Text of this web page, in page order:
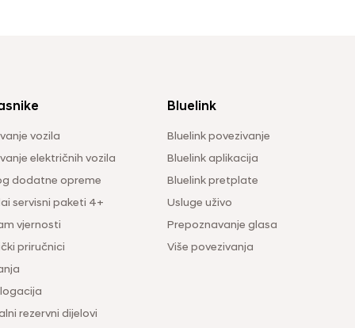
vozila
električnih vozila
dodatne opreme
servisni paketi 4+
vjernosti
priručnici
rezervni dijelovi
Bluelink
Bluelink povezivanje
Bluelink aplikacija
Bluelink pretplate
Usluge uživo
Prepoznavanje glasa
Više povezivanja